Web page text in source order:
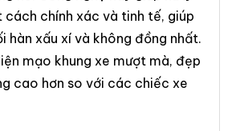
cách chính xác và tinh tế, giúp
hàn xấu xí và không đồng nhất.
mạo khung xe mượt mà, đẹp
cao hơn so với các chiếc xe